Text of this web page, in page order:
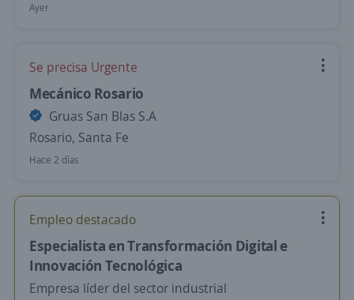
Ayer
Se precisa Urgente
Mecánico Rosario
Gruas San Blas S.A
Rosario, Santa Fe
Hace 2 días
Empleo destacado
Especialista en Transformación Digital e
Innovación Tecnológica
Empresa líder del sector industrial